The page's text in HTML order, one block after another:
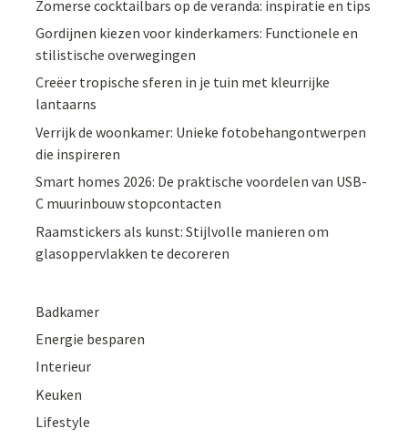
Zomerse cocktailbars op de veranda: inspiratie en tips
Gordijnen kiezen voor kinderkamers: Functionele en
stilistische overwegingen
Creëer tropische sferen in je tuin met kleurrijke
lantaarns
Verrijk de woonkamer: Unieke fotobehangontwerpen
die inspireren
Smart homes 2026: De praktische voordelen van USB-
C muurinbouw stopcontacten
Raamstickers als kunst: Stijlvolle manieren om
glasoppervlakken te decoreren
Badkamer
Energie besparen
Interieur
Keuken
Lifestyle